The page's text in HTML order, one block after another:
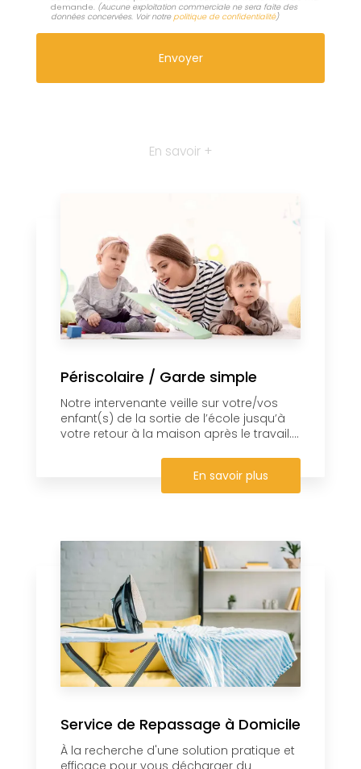
demande. (Aucune exploitation commerciale ne sera faite des
données concervées. Voir notrepolitique de confidentialité)
En savoir +
Périscolaire / Garde simple
Notre intervenante veille sur votre/vos
enfant(s) de la sortie de l’école jusqu’à
votre retour à la maison après le travail....
En savoir plus
Service de Repassage à Domicile
À la recherche d'une solution pratique et